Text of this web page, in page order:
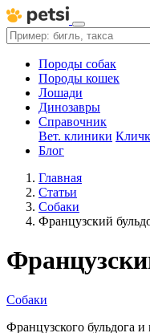
Породы собак
Породы кошек
Лошади
Динозавры
Справочник
Вет. клиники
Блог
Главная
Статьи
Собаки
Французский
Собаки
Французского бульдога